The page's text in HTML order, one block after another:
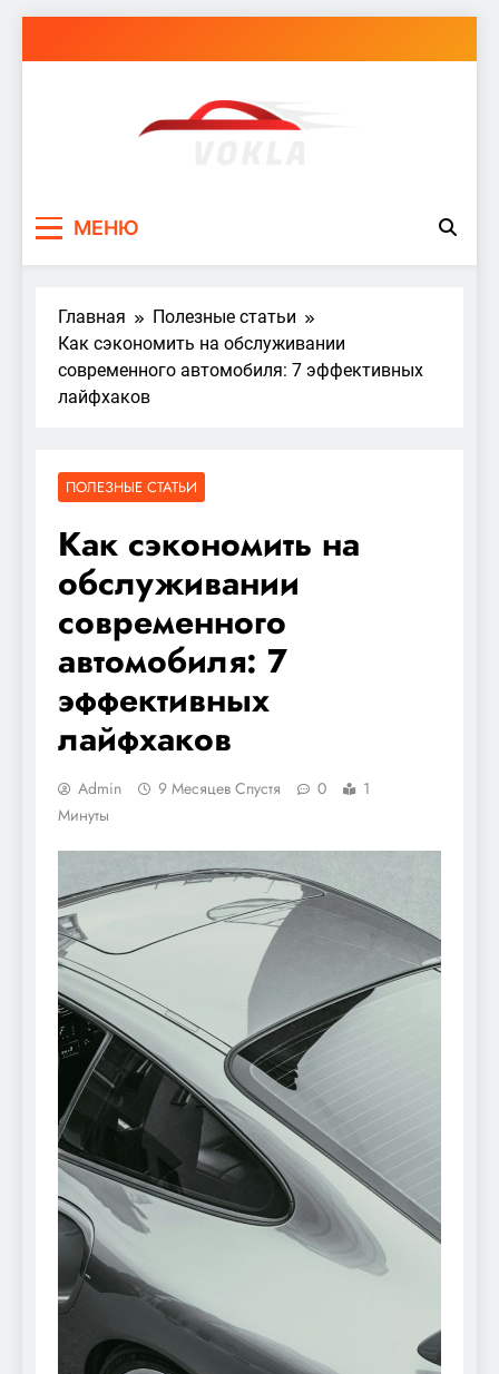
МЕНЮ
Главная
Полезные статьи
Как сэкономить на обслуживании
современного автомобиля: 7 эффективных
лайфхаков
ПОЛЕЗНЫЕ СТАТЬИ
Как сэкономить на
обслуживании
современного
автомобиля: 7
эффективных
лайфхаков
Admin 9 Месяцев Спустя 0
1
Минуты